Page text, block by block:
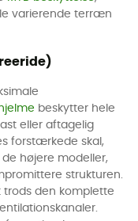
varierende terræn
beskytter hele
eller aftagelig
forstærkede skal,
højere modeller,
strukturen.
den komplette